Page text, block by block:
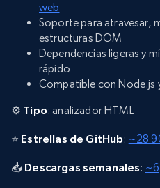
web
Soporte para atravesar,
estructuras DOM
Dependencias ligeras y
rápido
Compatible con Node.js
⚙️ Tipo: analizador HTML
⭐ Estrellas de GitHub: ~28
📥 Descargas semanales: